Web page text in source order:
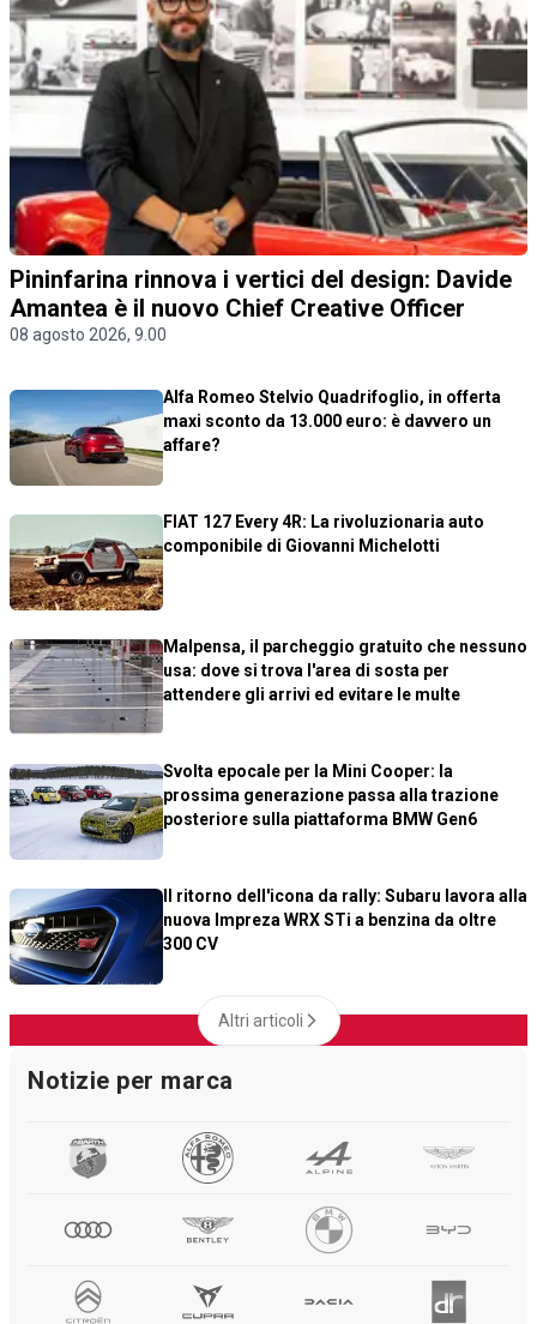
Pininfarina rinnova i vertici del design: Davide
Amantea è il nuovo Chief Creative Officer
08 agosto 2026, 9.00
Alfa Romeo Stelvio Quadrifoglio, in offerta
maxi sconto da 13.000 euro: è davvero un
affare?
FIAT 127 Every 4R: La rivoluzionaria auto
componibile di Giovanni Michelotti
Malpensa, il parcheggio gratuito che nessuno
usa: dove si trova l'area di sosta per
attendere gli arrivi ed evitare le multe
Svolta epocale per la Mini Cooper: la
prossima generazione passa alla trazione
posteriore sulla piattaforma BMW Gen6
Il ritorno dell'icona da rally: Subaru lavora alla
nuova Impreza WRX STi a benzina da oltre
300 CV
Altri articoli
Notizie per marca